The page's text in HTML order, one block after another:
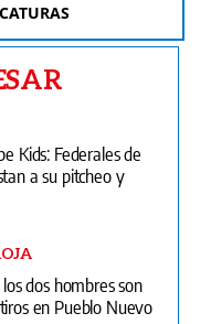
Kids: Federales de
a su pitcheo y
dos hombres son
en Pueblo Nuevo